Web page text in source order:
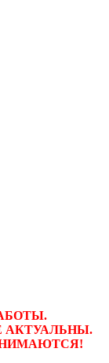
АКТУАЛЬНЫ.